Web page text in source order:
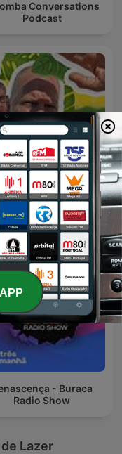
Conversations
Podcast
Wat een Week!
- Buraca
Radio Show
Lazer